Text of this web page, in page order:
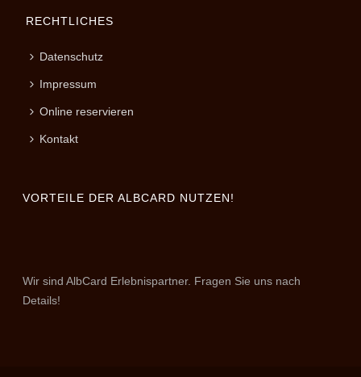
RECHTLICHES
Datenschutz
Impressum
Online reservieren
Kontakt
VORTEILE DER ALBCARD NUTZEN!
Wir sind AlbCard Erlebnispartner. Fragen Sie uns nach
Details!